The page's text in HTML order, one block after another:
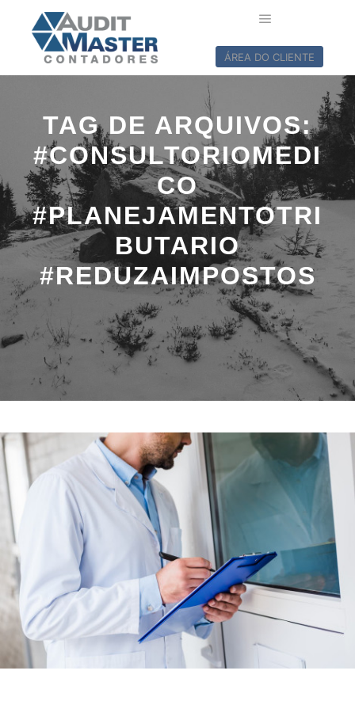
ÁREA DO CLIENTE
TAG DE ARQUIVOS:
#CONSULTORIOMEDI
CO
#PLANEJAMENTOTRI
BUTARIO
#REDUZAIMPOSTOS